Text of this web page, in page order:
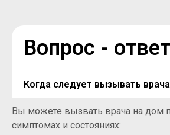
Вопрос - ответ
Когда следует вызывать
Вы можете вызвать врача на дом
симптомах и состояниях: